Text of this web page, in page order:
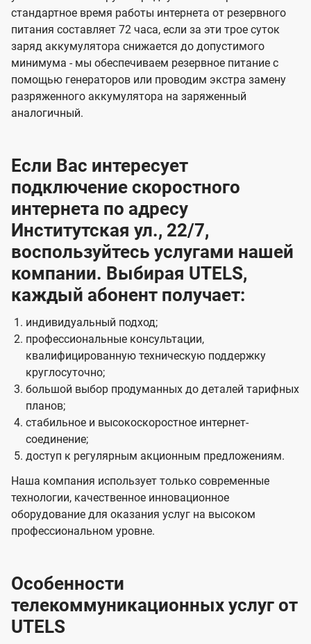
стандартное время работы интернета от резервного
питания составляет 72 часа, если за эти трое суток
заряд аккумулятора снижается до допустимого
минимума - мы обеспечиваем резервное питание с
помощью генераторов или проводим экстра замену
разряженного аккумулятора на заряженный
аналогичный.
Если Вас интересует
подключение скоростного
интернета по адресу
Институтская ул., 22/7,
воспользуйтесь услугами нашей
компании. Выбирая UTELS,
каждый абонент получает:
индивидуальный подход;
профессиональные консультации,
квалифицированную техническую поддержку
круглосуточно;
большой выбор продуманных до деталей тарифных
планов;
стабильное и высокоскоростное интернет-
соединение;
доступ к регулярным акционным предложениям.
Наша компания использует только современные
технологии, качественное инновационное
оборудование для оказания услуг на высоком
профессиональном уровне.
Особенности
телекоммуникационных услуг от
UTELS